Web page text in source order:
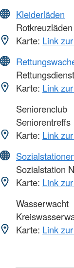
Kleiderläden
Rotkreuzläden
Karte: Link
Rettungsdienst
Karte: Link
Seniorenclub
Seniorentreffs
Karte: Link
Sozialstation
Karte: Link
Wasserwacht
Karte: Link